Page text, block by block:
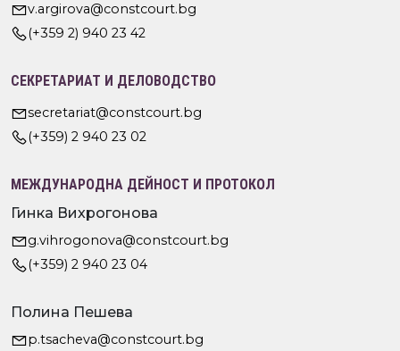
v.argirova@constcourt.bg
(+359 2) 940 23 42
СЕКРЕТАРИАТ И ДЕЛОВОДСТВО
secretariat@constcourt.bg
(+359) 2 940 23 02
МЕЖДУНАРОДНА ДЕЙНОСТ И ПРОТОКОЛ
Гинка Вихрогонова
g.vihrogonova@constcourt.bg
(+359) 2 940 23 04
Полина Пешева
p.tsacheva@constcourt.bg